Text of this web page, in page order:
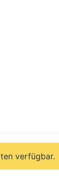
verfügbar.